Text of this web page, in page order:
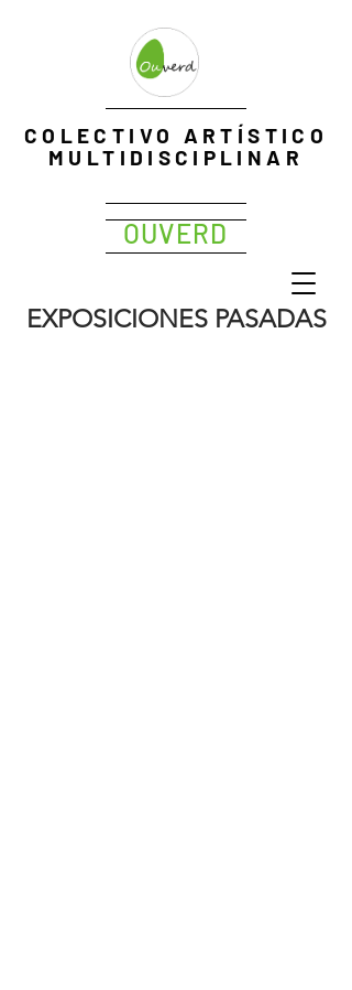
OUVERD
EXPOPHOTO
Me
COLECTIVO ARTÍSTICO
MULTIDISCIPLINAR
EXPOSICIONES PASADAS